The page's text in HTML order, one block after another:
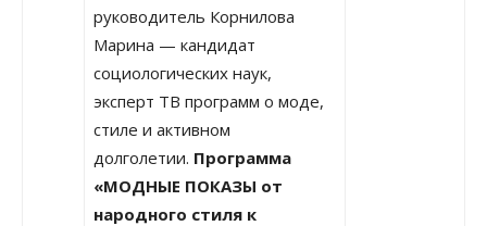
руководитель Корнилова
Марина — кандидат
социологических наук,
эксперт ТВ программ о моде,
стиле и активном
долголетии. Программа
«МОДНЫЕ ПОКАЗЫ от
народного стиля к